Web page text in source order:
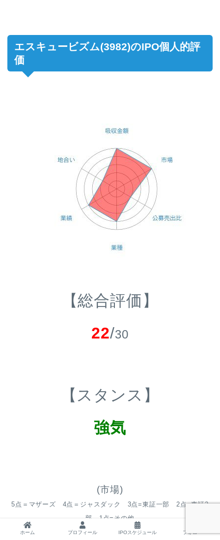
エスキュービズム(3982)のIPO個人的評
価
【総合評価】
22/30
【スタンス】
強気
(市場)
5点＝マザーズ 4点＝ジャスダック 3点=東証一部 2点=東証2
部 1点=その他
ホーム プロフィール IPOスケジュール フォロー